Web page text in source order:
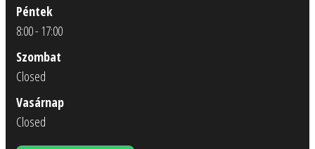
Péntek
8:00 - 17:00
Szombat
Closed
Vasárnap
Closed